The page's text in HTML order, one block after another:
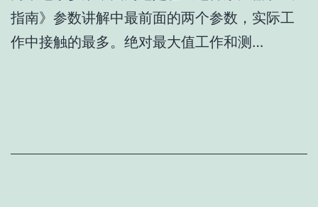
指南》参数讲解中最前面的两个参数，实际工
作中接触的最多。绝对最大值工作和测…